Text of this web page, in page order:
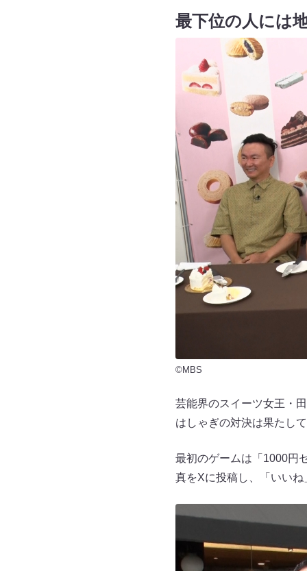
最下位の人には
©MBS
芸能界のスイーツ女王・
はしゃぎの対決は果たし
最初のゲームは「1000円
真をXに投稿し、「いい